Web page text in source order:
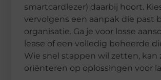
smartcardlezer) daarbij hoort.
vervolgens een aanpak die past
organisatie. Ga je voor losse
lease of een volledig beheerde
Wie snel stappen wil zetten, kan
oriënteren op oplossingen voor